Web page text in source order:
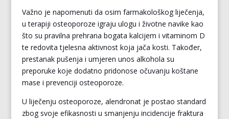
Važno je napomenuti da osim farmakološkog liječenja,
u terapiji osteoporoze igraju ulogu i životne navike kao
što su pravilna prehrana bogata kalcijem i vitaminom D
te redovita tjelesna aktivnost koja jača kosti. Također,
prestanak pušenja i umjeren unos alkohola su
preporuke koje dodatno pridonose očuvanju koštane
mase i prevenciji osteoporoze.
U liječenju osteoporoze, alendronat je postao standard
zbog svoje efikasnosti u smanjenju incidencije fraktura